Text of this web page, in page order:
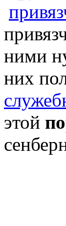
ними
них
этой